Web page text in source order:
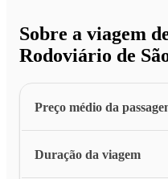
Sobre a viagem
Rodoviário de
Preço médio da
Duração da viagem